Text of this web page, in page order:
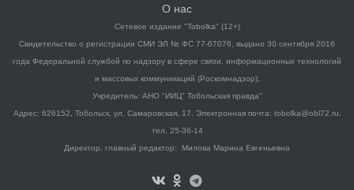
О нас
Сетевое издание "Tobolka" (12+)
Свидетельство о регистрации СМИ ЭЛ № ФС 77-67076, выдано 30 сентября 2016
года Федеральной службой по надзору в сфере связи, информационных технологий
и массовых коммуникаций (Роскомнадзор).
Учредитель: АНО "ИИЦ" Тобольская правда"
Адрес: 626152, Тобольск, ул. Самаровская, 17. Электронная почта: tobolka@obl72.ru,
тел. 25-36-14
Директор, главный редактор: Милова Марина Евгеньевна